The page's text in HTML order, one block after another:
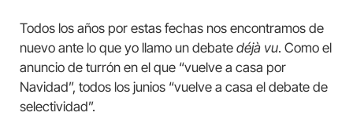
Todos los años por estas fechas nos encontramos de
nuevo ante lo que yo llamo un debate déjà vu. Como el
anuncio de turrón en el que “vuelve a casa por
Navidad”, todos los junios “vuelve a casa el debate de
selectividad”.